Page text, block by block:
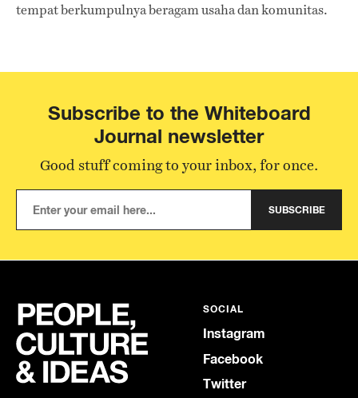
tempat berkumpulnya beragam usaha dan komunitas.
Subscribe to the Whiteboard
Journal newsletter
Good stuff coming to your inbox, for once.
SUBSCRIBE
SOCIAL
Instagram
Facebook
Twitter